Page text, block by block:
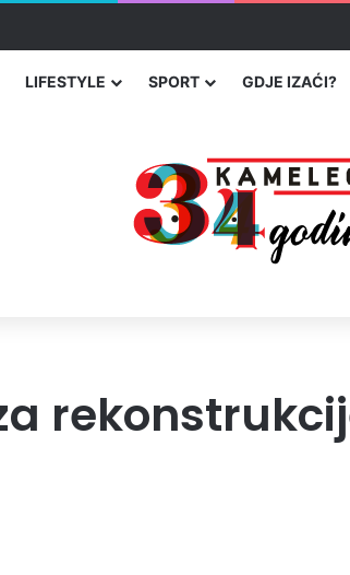
traže poseban status za Memorijalni centar
LIFESTYLE SPORT GDJE IZAĆI?